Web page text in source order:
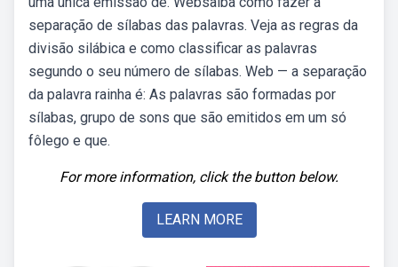
separação de sílabas das palavras. Veja as regras da
divisão silábica e como classificar as palavras
segundo o seu número de sílabas. Web — a separação
da palavra rainha é: As palavras são formadas por
sílabas, grupo de sons que são emitidos em um só
fôlego e que.
For more information, click the button below.
LEARN MORE